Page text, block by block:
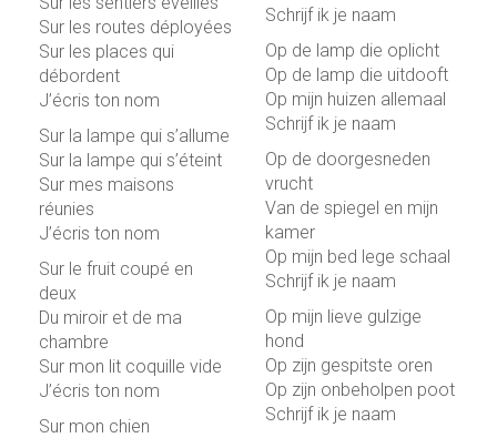
Sur les routes déployées
Sur les places qui
débordent
J’écris ton nom
Sur la lampe qui s’allume
Sur la lampe qui s’éteint
Sur mes maisons
réunies
J’écris ton nom
Sur le fruit coupé en
deux
Du miroir et de ma
chambre
Sur mon lit coquille vide
J’écris ton nom
Sur mon chien
Schrijf ik je naam
Op de lamp die oplicht
Op de lamp die uitdooft
Op mijn huizen allemaal
Schrijf ik je naam
Op de doorgesneden
vrucht
Van de spiegel en mijn
kamer
Op mijn bed lege schaal
Schrijf ik je naam
Op mijn lieve gulzige
hond
Op zijn gespitste oren
Op zijn onbeholpen poot
Schrijf ik je naam